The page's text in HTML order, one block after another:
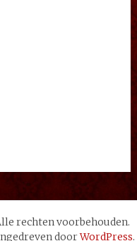
rechten voorbehouden.
doorWordPress.